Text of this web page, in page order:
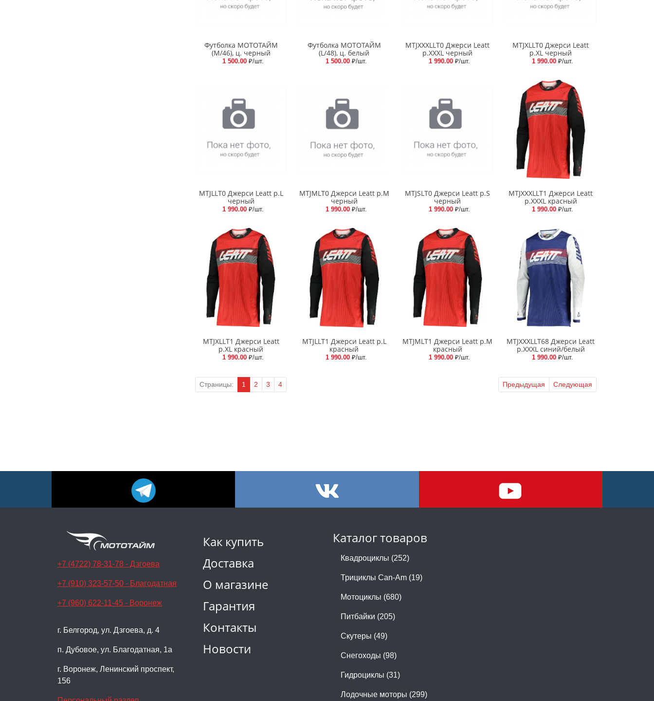
Футболка МОТОТАЙМ
(M/46), ц. черный
1 500.00 ₽/шт.
Футболка МОТОТАЙМ
(L/48), ц. белый
1 500.00 ₽/шт.
MTJXXXLLT0 Джерси Leatt
р.XXXL черный
1 990.00₽/шт.
MTJXLLT0 Джерси Leatt
р.XL черный
1 990.00₽/шт.
MTJLLT0 Джерси Leatt р.L
черный
1 990.00 ₽/шт.
MTJMLT0 Джерси Leatt р.M
черный
1 990.00 ₽/шт.
MTJSLT0 Джерси Leatt р.S
черный
1 990.00₽/шт.
MTJXXXLLT1 Джерси Leatt
р.XXXL красный
1 990.00₽/шт.
MTJXLLT1 Джерси Leatt
р.XL красный
1 990.00 ₽/шт.
MTJLLT1 Джерси Leatt р.L
красный
1 990.00 ₽/шт.
MTJMLT1 Джерси Leatt р.M
красный
1 990.00₽/шт.
MTJXXXLLT68 Джерси Leatt
р.XXXL синий/белый
1 990.00₽/шт.
Страницы: 1 2 3 4 Предыдущая Следующая
Как купить
Доставка
О магазине
Гарантия
Контакты
Новости
Каталог товаров
Квадроциклы (252)
Трициклы Can-Am (19)
Мотоциклы (680)
Питбайки (205)
Скутеры (49)
Снегоходы (98)
Гидроциклы (31)
Лодочные моторы (299)
+7 (4722) 78-31-78 - Дзгоева
+7 (910) 323-57-50 - Благодатная
+7 (960) 622-11-45 - Воронеж
г. Белгород, ул. Дзгоева, д. 4
п. Дубовое, ул. Благодатная, 1а
г. Воронеж, Ленинский проспект,
156